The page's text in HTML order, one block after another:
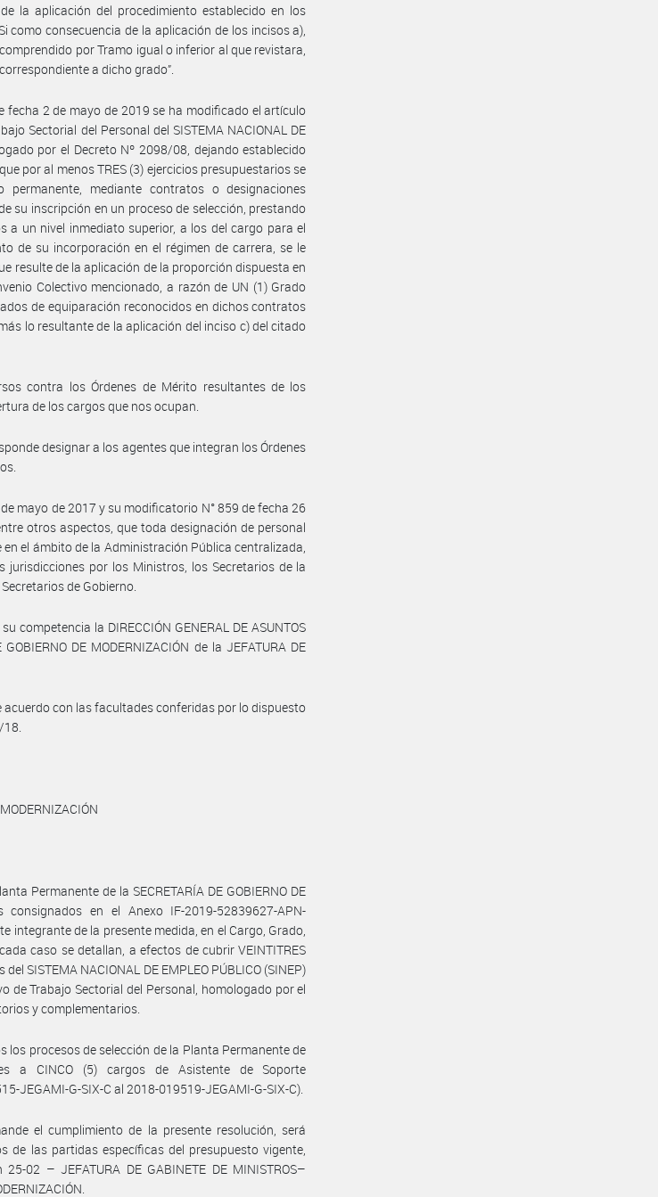
la aplicación del procedimiento establecido en los
como consecuencia de la aplicación de los incisos a),
por Tramo igual o inferior al que revistara,
a dicho grado”.
fecha 2 de mayo de 2019 se ha modificado el artículo
Sectorial del Personal del SISTEMA NACIONAL DE
por el Decreto Nº 2098/08, dejando establecido
por al menos TRES (3) ejercicios presupuestarios se
permanente, mediante contratos o designaciones
su inscripción en un proceso de selección, prestando
a un nivel inmediato superior, a los del cargo para el
de su incorporación en el régimen de carrera, se le
resulte de la aplicación de la proporción dispuesta en
Colectivo mencionado, a razón de UN (1) Grado
de equiparación reconocidos en dichos contratos
lo resultante de la aplicación del inciso c) del citado
contra los Órdenes de Mérito resultantes de los
de los cargos que nos ocupan.
designar a los agentes que integran los Órdenes
mayo de 2017 y su modificatorio N° 859 de fecha 26
otros aspectos, que toda designación de personal
el ámbito de la Administración Pública centralizada,
jurisdicciones por los Ministros, los Secretarios de la
Secretarios de Gobierno.
competencia la DIRECCIÓN GENERAL DE ASUNTOS
DE MODERNIZACIÓN de la JEFATURA DE
acuerdo con las facultades conferidas por lo dispuesto
18.
Permanente de la SECRETARÍA DE GOBIERNO DE
consignados en el Anexo IF-2019-52839627-APN-
integrante de la presente medida, en el Cargo, Grado,
caso se detallan, a efectos de cubrir VEINTITRES
SISTEMA NACIONAL DE EMPLEO PÚBLICO (SINEP)
de Trabajo Sectorial del Personal, homologado por el
y complementarios.
los procesos de selección de la Planta Permanente de
a CINCO (5) cargos de Asistente de Soporte
JEGAMI-G-SIX-C al 2018-019519-JEGAMI-G-SIX-C).
el cumplimiento de la presente resolución, será
de las partidas específicas del presupuesto vigente,
02 – JEFATURA DE GABINETE DE MINISTROS–